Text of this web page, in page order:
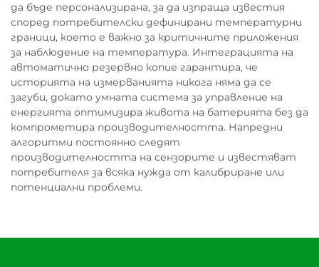
да бъде персонализирана, за да изпраща известия
според потребителски дефинирани температурни
граници, което е важно за критичните приложения
за наблюдение на температура. Интеграцията на
автоматично резервно копие гарантира, че
историята на измерванията никога няма да се
загуби, докато умната система за управление на
енергията оптимизира живота на батерията без да
компрометира производителността. Напредни
алгоритми постоянно следят
производителността на сензорите и известяват
потребителя за всяка нужда от калибриране или
потенциални проблеми.